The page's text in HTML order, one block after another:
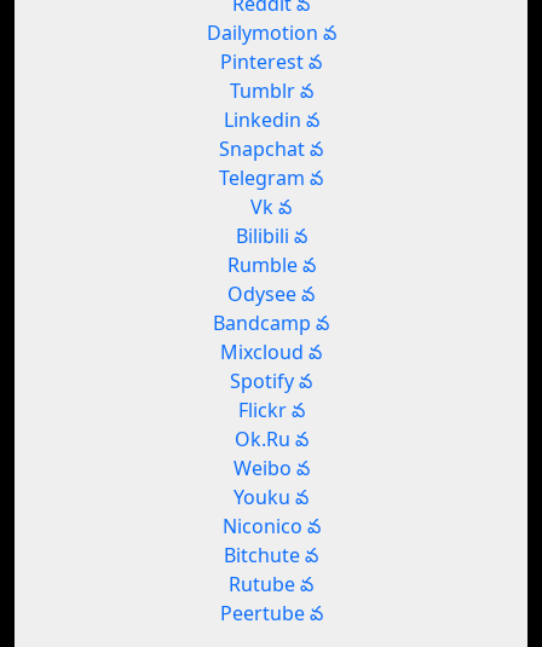
Dailymotion వ
Pinterest వ
Tumblr వ
Linkedin వ
Snapchat వ
Telegram వ
Vk వ
Bilibili వ
Rumble వ
Odysee వ
Bandcamp వ
Mixcloud వ
Spotify వ
Flickr వ
Ok.Ru వ
Weibo వ
Youku వ
Niconico వ
Bitchute వ
Rutube వ
Peertube వ